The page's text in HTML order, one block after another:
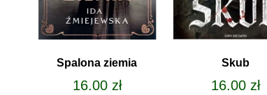
Spalona ziemia
16.00 zł
Skub
16.00 zł